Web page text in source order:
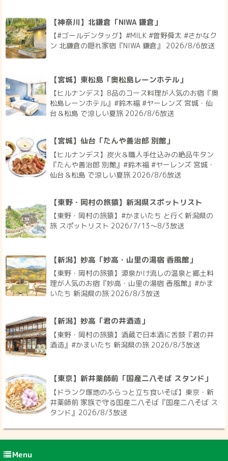
【神奈川】北鎌倉「NIWA 鎌倉」
【#ゴールデンタッグ】#MILK #曽野舜太 #さかなク
ン 北鎌倉の隠れ家宿『NIWA 鎌倉』 2026/8/6放送
【宮城】東松島「奥松島レーンホテル」
【ヒルナンデス】8品のコース料理が人気のお宿『奥
松島レーンホテル』#鈴木福 #ヤーレンズ 宮城・仙
台＆松島 で涼しい夏旅 2026/8/6放送
【宮城】仙台「たんや善治郎 別館」
【ヒルナンデス】炭火＆職人手仕込みの絶品牛タン
『たんや善治郎 別館』#鈴木福 #ヤーレンズ 宮城・
仙台＆松島 で涼しい夏旅 2026/8/6放送
【東野・岡村の旅猿】新潟県スポットリスト
【東野・岡村の旅猿】#かまいたち と行く新潟県の
旅 スポットリスト 2026/7/13〜8/3放送
【新潟】妙高「妙高・山里の湯宿 香風館」
【東野・岡村の旅猿】源泉かけ流しの温泉と郷土料
理が人気のお宿『妙高・山里の湯宿 香風館』#かま
いたち 新潟県の旅 2026/8/3放送
【新潟】妙高「君の井酒造」
【東野・岡村の旅猿】酒蔵で日本酒に舌鼓『君の井
酒造』#かまいたち 新潟県の旅 2026/8/3放送
【東京】新井薬師前「国産二八そば スタンド」
【ドランク塚地のふらっと立ち食いそば】東京・新
井薬師前 家族で守る国産二八そば『国産二八そば ス
タンド』2026/8/3放送
Menu